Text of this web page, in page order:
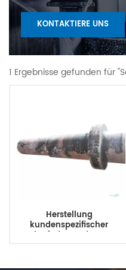
KONTAKTIERE UNS
1 Ergebnisse gefunden für
Herstellung
kundenspezifischer
Schmiede- und CNC-